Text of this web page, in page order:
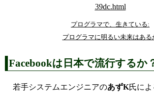
プログラマで、生きている:
プログラマに明るい未来はある
Facebookは日本で流行するか
若手システムエンジニアのあずK氏によ